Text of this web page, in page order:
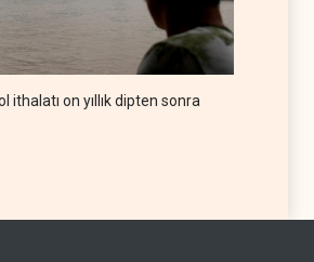
ithalatı on yıllık dipten sonra